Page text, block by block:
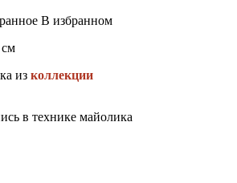
В избранном
см
из коллекции
в технике майолика